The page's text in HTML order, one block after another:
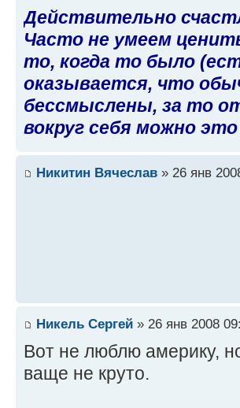
Действительно
Часто не умеем
то, когда то было
оказывается, что
бессмыслены, за то
вокруг себя можно
Никитин Вячеслав » 26 янв
Никель Сергей » 26 янв 2008
Вот не люблю америку,
ваще не круто.